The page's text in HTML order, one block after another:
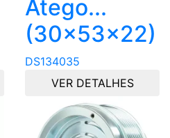
Atego...
(30x53x22)
DS134035
VER DETALHES